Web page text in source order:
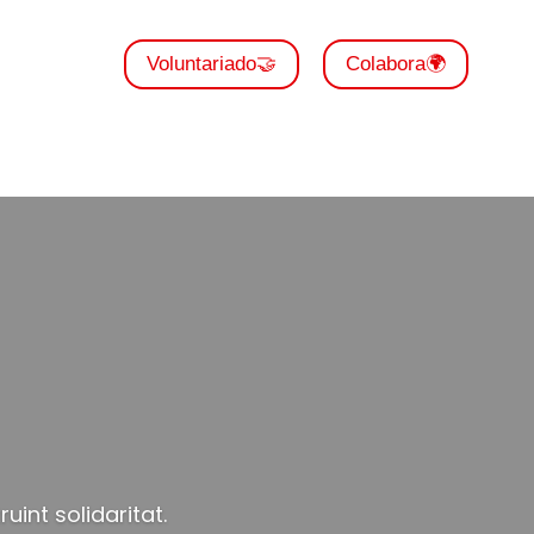
Voluntariado🤝 Colabora🌍
solidaritat.